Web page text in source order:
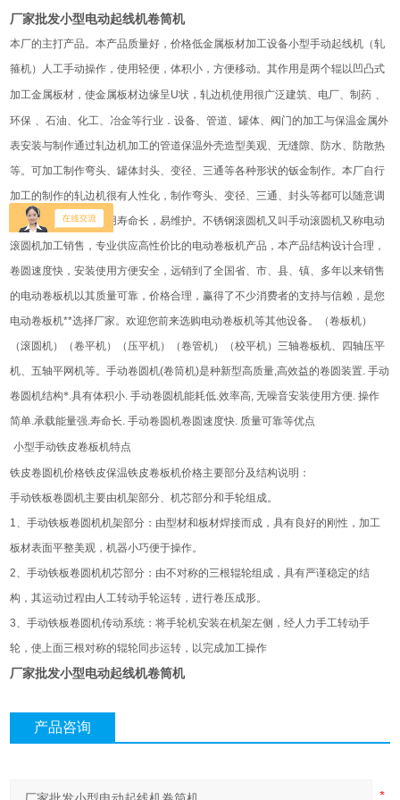
厂家批发小型电动起线机卷筒机
本厂的主打产品。本产品质量好，价格低金属板材加工设备小型手动起线机（轧
箍机）人工手动操作，使用轻便，体积小，方便移动。其作用是两个辊以凹凸式
加工金属板材，使金属板材边缘呈U状，轧边机使用很广泛建筑、电厂、制药 、
环保 、石油、化工、冶金等行业．设备、管道、罐体、阀门的加工与保温金属外
表安装与制作通过轧边机加工的管道保温外壳造型美观、无缝隙、防水、防散热
等。可加工制作弯头、罐体封头、变径、三通等各种形状的钣金制作。本厂自行
加工的制作的轧边机很有人性化，制作弯头、变径、三通、封头等都可以随意调
节。使用很简单。使用寿命长，易维护。不锈钢滚圆机又叫手动滚圆机又称电动
滚圆机加工销售，专业供应高性价比的电动卷板机产品，本产品结构设计合理，
卷圆速度快，安装使用方便安全，远销到了全国省、市、县、镇、多年以来销售
的电动卷板机以其质量可靠，价格合理，赢得了不少消费者的支持与信赖，是您
电动卷板机**选择厂家。欢迎您前来选购电动卷板机等其他设备。（卷板机）
（滚圆机）（卷平机）（压平机）（卷管机）（校平机）三轴卷板机、四轴压平
机、五轴平网机等。手动卷圆机(卷筒机)是种新型高质量,高效益的卷圆装置.手动
卷圆机结构*.具有体积小.手动卷圆机能耗低.效率高,无噪音安装使用方便.操作
简单.承载能量强.寿命长.手动卷圆机卷圆速度快. 质量可靠等优点
小型手动铁皮卷板机特点
铁皮卷圆机价格铁皮保温铁皮卷板机价格主要部分及结构说明：
手动铁板卷圆机主要由机架部分、机芯部分和手轮组成。
1、手动铁板卷圆机机架部分：由型材和板材焊接而成，具有良好的刚性，加工
板材表面平整美观，机器小巧便于操作。
2、手动铁板卷圆机机芯部分：由不对称的三根辊轮组成，具有严谨稳定的结
构，其运动过程由人工转动手轮运转，进行卷压成形。
3、手动铁板卷圆机传动系统：将手轮机安装在机架左侧，经人力手工转动手
轮，使上面三根对称的辊轮同步运转，以完成加工操作
厂家批发小型电动起线机卷筒机
产品咨询